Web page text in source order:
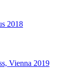
2018
Vienna 2019